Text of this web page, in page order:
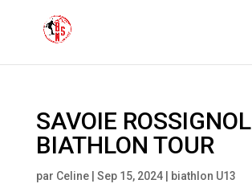
SAVOIE ROSSIGNOL
BIATHLON TOUR
par Celine| Sep 15, 2024| biathlon U13